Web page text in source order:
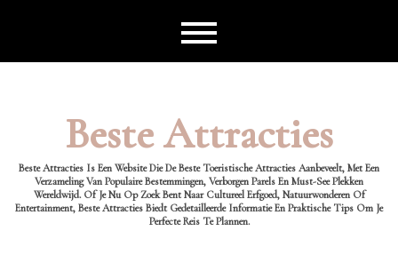
Beste Attracties
Beste Attracties Is Een Website Die De Beste Toeristische Attracties Aanbeveelt, Met Een
Verzameling Van Populaire Bestemmingen, Verborgen Parels En Must-See Plekken
Wereldwijd. Of Je Nu Op Zoek Bent Naar Cultureel Erfgoed, Natuurwonderen Of
Entertainment, Beste Attracties Biedt Gedetailleerde Informatie En Praktische Tips Om Je
Perfecte Reis Te Plannen.